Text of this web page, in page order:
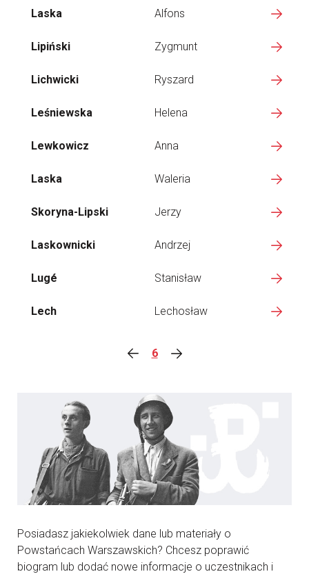
Laska Alfons
Lipiński Zygmunt
Lichwicki Ryszard
Leśniewska Helena
Lewkowicz Anna
Laska Waleria
Skoryna-Lipski Jerzy
Laskownicki Andrzej
Lugé Stanisław
Lech Lechosław
6
Posiadasz jakiekolwiek dane lub materiały o
Powstańcach Warszawskich? Chcesz poprawić
biogram lub dodać nowe informacje o uczestnikach i